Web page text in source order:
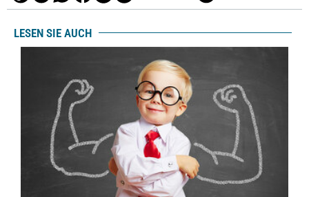
LESEN SIE AUCH